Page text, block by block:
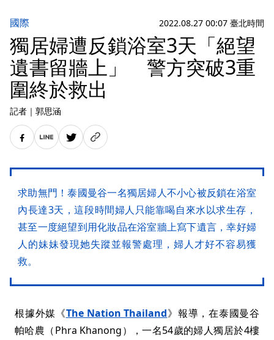
國際 2022.08.27 00:07 臺北時間
獨居婦遭反鎖浴室3天「絕望
遺書留牆上」 警方突破3重
圍終於救出
記者 ｜ 郭思涵
求助無門！泰國曼谷一名獨居婦人不小心被反鎖在浴室
內長達3天，這段時間婦人只能靠喝自來水以求生存，
甚至一度絕望到用化妝品在浴室牆上寫下遺言，幸好婦
人的妹妹發現她失蹤並報警處理，婦人才好不容易獲
救。
根據外媒《The Nation Thailand》報導，在泰國曼谷
帕哈農（Phra Khanong），一名54歲的婦人獨居於4樓